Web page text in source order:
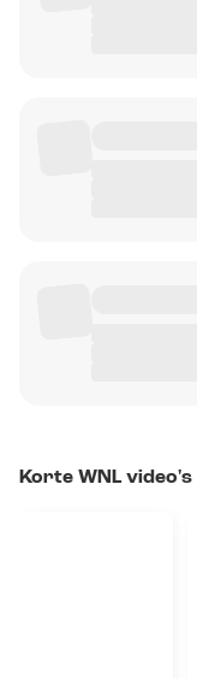
Korte WNL video's